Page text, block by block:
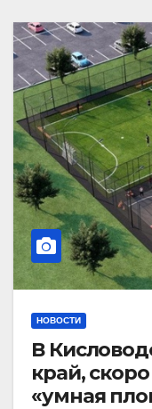
НОВОСТИ
В
край,
«умная